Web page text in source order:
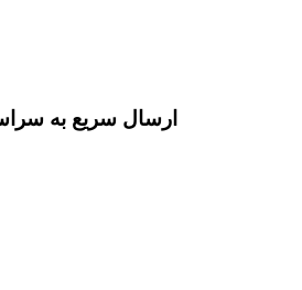
ارسال سریع به